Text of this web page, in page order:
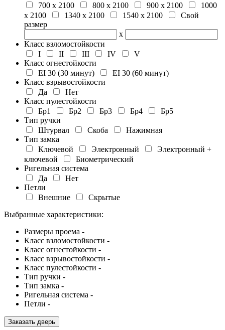
700 х 2100
800 х 2100 900 х 2100
1000
х 2100
1340 х 2100 1540 х 2100
Свой
размер
х
Класс взломостойкости
I
II III IV
V
Класс огнестойкости
EI 30 (30 минут)
EI 30 (60 минут)
Класс взрывостойкости
Да
Нет
Класс пулестойкости
Бр1
Бр2 Бр3 Бр4
Бр5
Тип ручки
Штурвал
Скоба
Нажимная
Тип замка
Ключевой
Электронный
Электронный +
ключевой
Биометрический
Ригельная система
Да
Нет
Петли
Внешние
Скрытые
Выбранные характеристики:
Размеры проема -
Класс взломостойкости -
Класс огнестойкости -
Класс взрывостойкости -
Класс пулестойкости -
Тип ручки -
Тип замка -
Ригельная система -
Петли -
Заказать дверь